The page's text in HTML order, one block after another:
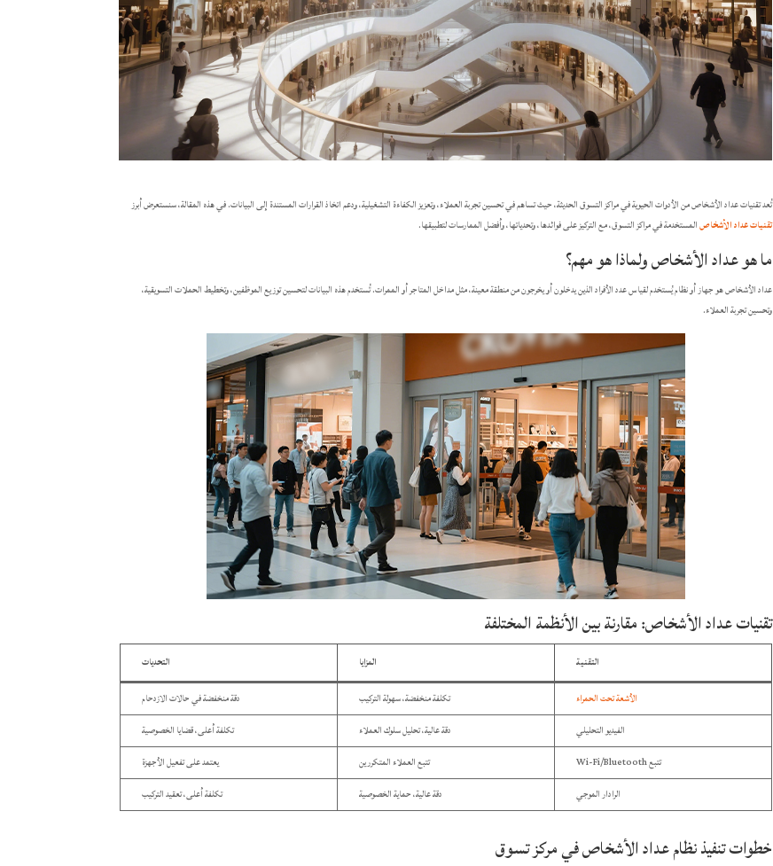
تُعد تقنيات عداد الأشخاص من الأدوات الحيوية في مراكز التسوق الحديثة، حيث تساهم في تحسين تجربة العملاء، وتعزيز الكفاءة التشغيلية، ودعم اتخاذ القرارات المستندة إلى البيانات. في هذه المقالة، سنستعرض أبرز
تقنيات عداد الأشخاصالمستخدمة في مراكز التسوق، مع التركيز على فوائدها، وتحدياتها، وأفضل الممارسات لتطبيقها.​
ما هو عداد الأشخاص ولماذا هو مهم؟
عداد الأشخاص هو جهاز أو نظام يُستخدم لقياس عدد الأفراد الذين يدخلون أو يخرجون من منطقة معينة، مثل مداخل المتاجر أو الممرات. تُستخدم هذه البيانات لتحسين توزيع الموظفين، وتخطيط الحملات التسويقية،
وتحسين تجربة العملاء.​
تقنيات عداد الأشخاص: مقارنة بين الأنظمة المختلفة
التقنية المزايا التحديات
الأشعة تحت الحمراء تكلفة منخفضة، سهولة التركيب
دقة منخفضة في حالات الازدحام
الفيديو التحليلي
دقة عالية، تحليل سلوك العملاء
تكلفة أعلى، قضايا الخصوصية
تتبع Wi-Fi/Bluetooth
تتبع العملاء المتكررين
يعتمد على تفعيل الأجهزة
الرادار الموجي
دقة عالية، حماية الخصوصية تكلفة أعلى، تعقيد التركيب
خطوات تنفيذ نظام عداد الأشخاص في مركز تسوق